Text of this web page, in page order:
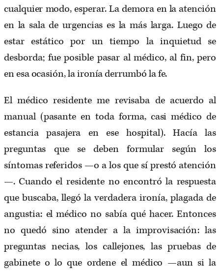
cualquier modo, esperar. La demora en la atención
en la sala de urgencias es la más larga. Luego de
estar estático por un tiempo la inquietud se
desborda; fue posible pasar al médico, al fin, pero
en esa ocasión, la ironía derrumbó la fe.
El médico residente me revisaba de acuerdo al
manual (pasante en toda forma, casi médico de
estancia pasajera en ese hospital). Hacía las
preguntas que se deben formular según los
síntomas referidos —o a los que sí prestó atención
—. Cuando el residente no encontró la respuesta
que buscaba, llegó la verdadera ironía, plagada de
angustia: el médico no sabía qué hacer. Entonces
no quedó sino atender a la improvisación: las
preguntas necias, los callejones, las pruebas de
gabinete o lo que ordene el médico —aun si la